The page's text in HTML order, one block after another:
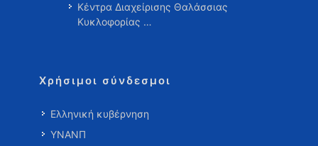
Κέντρα Διαχείρισης Θαλάσσιας
Κυκλοφορίας …
Χρήσιμοι σύνδεσμοι
Ελληνική κυβέρνηση
ΥΝΑΝΠ